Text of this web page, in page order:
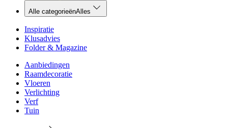
Alle categorieënAlles
Inspiratie
Klusadvies
Folder & Magazine
Aanbiedingen
Raamdecoratie
Vloeren
Verlichting
Verf
Tuin